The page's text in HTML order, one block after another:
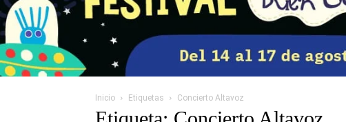
Inicio Etiquetas Concierto Altavoz